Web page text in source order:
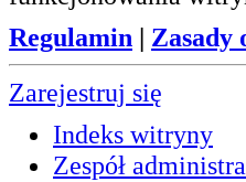
Regulamin | Zasady
Zarejestruj się
Indeks witryny
Zespół